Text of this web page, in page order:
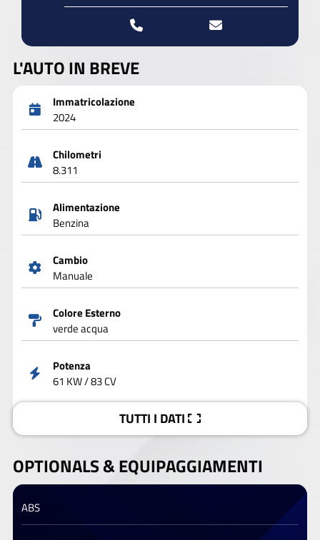
L'AUTO IN BREVE
Immatricolazione
2024
Chilometri
8.311
Alimentazione
Benzina
Cambio
Manuale
Colore Esterno
verde acqua
Potenza
61 KW / 83 CV
TUTTI I DATI
OPTIONALS &EQUIPAGGIAMENTI
ABS